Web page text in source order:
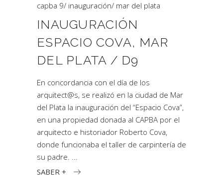
capba 9/ inauguración/ mar del plata
INAUGURACIÓN
ESPACIO COVA, MAR
DEL PLATA / D9
En concordancia con el día de los
arquitect@s, se realizó en la ciudad de Mar
del Plata la inauguración del “Espacio Cova”,
en una propiedad donada al CAPBA por el
arquitecto e historiador Roberto Cova,
donde funcionaba el taller de carpintería de
su padre.
SABER +